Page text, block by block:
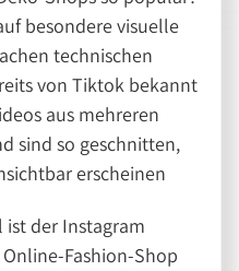
besondere visuelle
technischen
von Tiktok bekannt
aus mehreren
sind so geschnitten,
erscheinen
ist der Instagram
Online-Fashion-Shop